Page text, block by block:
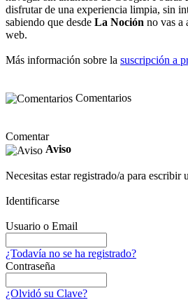
disfrutar de una experiencia limpia, sin
sabiendo que desde La Noción no vas a
web.
Más información sobre la suscripción a
Comentarios
Comentar
Aviso
Necesitas estar registrado/a para escribir
Identificarse
Usuario o Email
¿Todavía no se ha registrado?
Contraseña
¿Olvidó su Clave?